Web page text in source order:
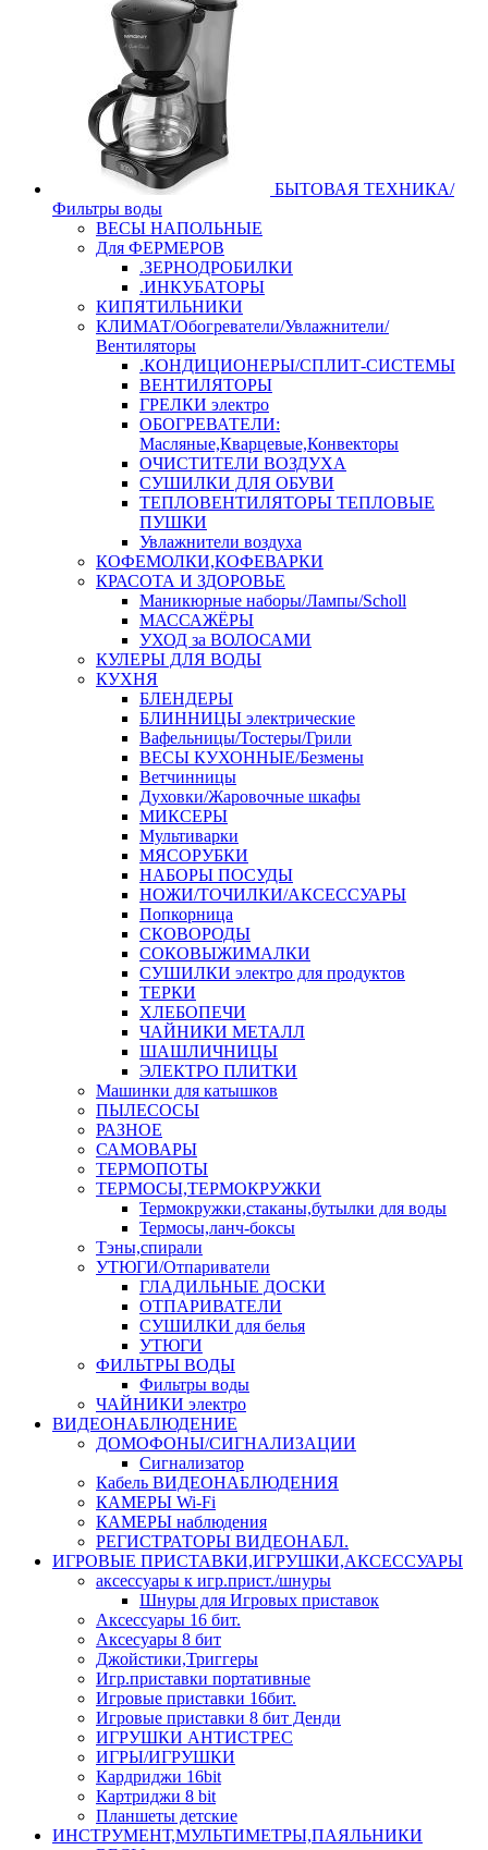
БЫТОВАЯ ТЕХНИКА/
Фильтры воды
ВЕСЫ НАПОЛЬНЫЕ
Для ФЕРМЕРОВ
.ЗЕРНОДРОБИЛКИ
.ИНКУБАТОРЫ
КИПЯТИЛЬНИКИ
КЛИМАТ/Обогреватели/Увлажнители/
Вентиляторы
.КОНДИЦИОНЕРЫ/СПЛИТ-СИСТЕМЫ
ВЕНТИЛЯТОРЫ
ГРЕЛКИ электро
ОБОГРЕВАТЕЛИ:
Масляные,Кварцевые,Конвекторы
ОЧИСТИТЕЛИ ВОЗДУХА
СУШИЛКИ ДЛЯ ОБУВИ
ТЕПЛОВЕНТИЛЯТОРЫ ТЕПЛОВЫЕ
ПУШКИ
Увлажнители воздуха
КОФЕМОЛКИ,КОФЕВАРКИ
КРАСОТА И ЗДОРОВЬЕ
Маникюрные наборы/Лампы/Scholl
МАССАЖЁРЫ
УХОД за ВОЛОСАМИ
КУЛЕРЫ ДЛЯ ВОДЫ
КУХНЯ
БЛЕНДЕРЫ
БЛИННИЦЫ электрические
Вафельницы/Тостеры/Грили
ВЕСЫ КУХОННЫЕ/Безмены
Ветчинницы
Духовки/Жаровочные шкафы
МИКСЕРЫ
Мультиварки
МЯСОРУБКИ
НАБОРЫ ПОСУДЫ
НОЖИ/ТОЧИЛКИ/АКСЕССУАРЫ
Попкорница
СКОВОРОДЫ
СОКОВЫЖИМАЛКИ
СУШИЛКИ электро для продуктов
ТЕРКИ
ХЛЕБОПЕЧИ
ЧАЙНИКИ МЕТАЛЛ
ШАШЛИЧНИЦЫ
ЭЛЕКТРО ПЛИТКИ
Машинки для катышков
ПЫЛЕСОСЫ
РАЗНОЕ
САМОВАРЫ
ТЕРМОПОТЫ
ТЕРМОСЫ,ТЕРМОКРУЖКИ
Термокружки,стаканы,бутылки для воды
Термосы,ланч-боксы
Тэны,спирали
УТЮГИ/Отпариватели
ГЛАДИЛЬНЫЕ ДОСКИ
ОТПАРИВАТЕЛИ
СУШИЛКИ для белья
УТЮГИ
ФИЛЬТРЫ ВОДЫ
Фильтры воды
ЧАЙНИКИ электро
ВИДЕОНАБЛЮДЕНИЕ
ДОМОФОНЫ/СИГНАЛИЗАЦИИ
Сигнализатор
Кабель ВИДЕОНАБЛЮДЕНИЯ
КАМЕРЫ Wi-Fi
КАМЕРЫ наблюдения
РЕГИСТРАТОРЫ ВИДЕОНАБЛ.
ИГРОВЫЕ ПРИСТАВКИ,ИГРУШКИ,АКСЕССУАРЫ
аксесcуары к игр.прист./шнуры
Шнуры для Игровых приставок
Аксессуары 16 бит.
Аксесуары 8 бит
Джойстики,Триггеры
Игр.приставки портативные
Игровые приставки 16бит.
Игровые приставки 8 бит Денди
ИГРУШКИ АНТИСТРЕС
ИГРЫ/ИГРУШКИ
Кардриджи 16bit
Картриджи 8 bit
Планшеты детские
ИНСТРУМЕНТ,МУЛЬТИМЕТРЫ,ПАЯЛЬНИКИ